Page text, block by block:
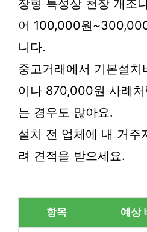
장형 특성상 천장 개조
어 100,000원
니다.
중고거래에서 기본설
이나 870,000원 사례
는 경우도 많아요.
설치 전 업체에 내 거주
려 견적을 받으세요.
항목 예상